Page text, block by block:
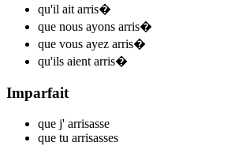
qu'il ait arris�
que nous ayons arris�
que vous ayez arris�
qu'ils aient arris�
Imparfait
que j' arrisasse
que tu arrisasses